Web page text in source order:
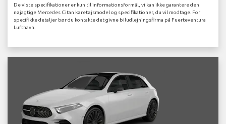
De viste specifikationer er kun til informationsformål, vi kan ikke garantere den
nøjagtige Mercedes Citan køretøjsmodel og specifikationer, du vil modtage. For
specifikke detaljer bør du kontakte det givne biludlejningsfirma på Fuerteventura
Lufthavn.